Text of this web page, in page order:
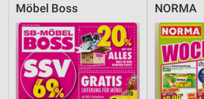
Möbel Boss NORMA